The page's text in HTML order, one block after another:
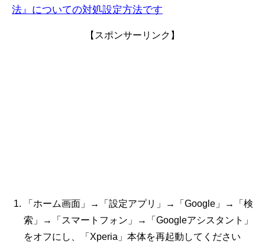
法』についての対処設定方法です
【スポンサーリンク】
「ホーム画面」→「設定アプリ」→「Google」→「検
索」→「スマートフォン」→「Googleアシスタント」
をオフにし、「Xperia」本体を再起動してください